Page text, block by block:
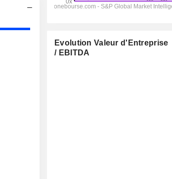
Evolution Valeur d'Entreprise
/ EBITDA